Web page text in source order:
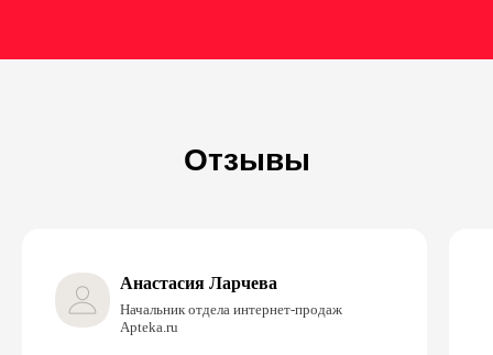
Отзывы
Анастасия Ларчева
Начальник отдела интернет-продаж
Apteka.ru